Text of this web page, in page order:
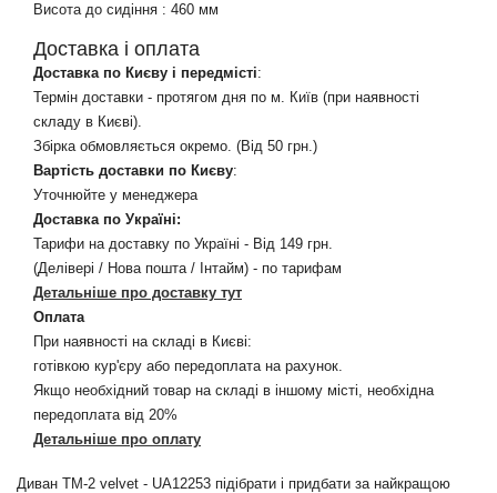
Висота до сидіння : 460 мм
Доставка і оплата
Доставка по Києву і передмісті:
Термін доставки - протягом дня по м. Київ (при наявності
складу в Києві).
Збірка обмовляється окремо. (Від 50 грн.)
Вартість доставки по Києву:
Уточнюйте у менеджера
Доставка по Україні:
Тарифи на доставку по Україні - Від 149 грн.
(Делівері / Нова пошта / Інтайм) - по тарифам
Детальніше про доставку тут
Оплата
При наявності на складі в Києві:
готівкою кур'єру або передоплата на рахунок.
Якщо необхідний товар на складі в іншому місті, необхідна
передоплата від 20%
Детальніше про оплату
Диван ТМ-2 velvet - UA12253 підібрати і придбати за найкращою